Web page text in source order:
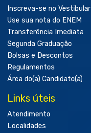
Inscreva-se no Vestibular
Use sua nota do ENEM
Transferência Imediata
Segunda Graduação
Bolsas e Descontos
Regulamentos
Área do(a) Candidato(a)
Links úteis
Atendimento
Localidades